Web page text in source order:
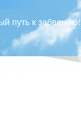
путь к